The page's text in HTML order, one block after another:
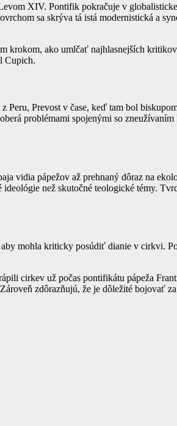
XIV. Pontifik pokračuje v
sa skrýva tá istá modernistická a
krokom, ako umlčať najhlasnejších
Cupich.
Prevost v čase, keď tam bol
problémami spojenými so
vidia pápežov až prehnaný dôraz na
než skutočné teologické témy.
mohla kriticky posúdiť dianie v cirkvi.
cirkev už počas pontifikátu pápeža
zdôrazňujú, že je dôležité bojovať